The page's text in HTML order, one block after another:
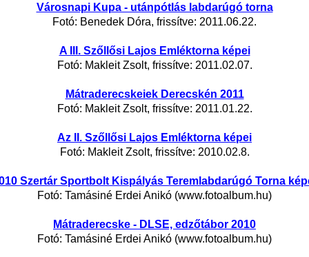
Városnapi Kupa - utánpótlás labdarúgó torna
Fotó: Benedek Dóra, frissítve: 2011.06.22.
A III. Szőllősi Lajos Emléktorna képei
Fotó: Makleit Zsolt, frissítve: 2011.02.07.
Mátraderecskeiek Derecskén 2011
Fotó: Makleit Zsolt, frissítve: 2011.01.22.
Az II. Szőllősi Lajos Emléktorna képei
Fotó: Makleit Zsolt, frissítve: 2010.02.8.
Szertár Sportbolt Kispályás Teremlabdarúgó Torna
Fotó: Tamásiné Erdei Anikó (www.fotoalbum.hu)
Mátraderecske - DLSE, edzőtábor 2010
Fotó: Tamásiné Erdei Anikó (www.fotoalbum.hu)